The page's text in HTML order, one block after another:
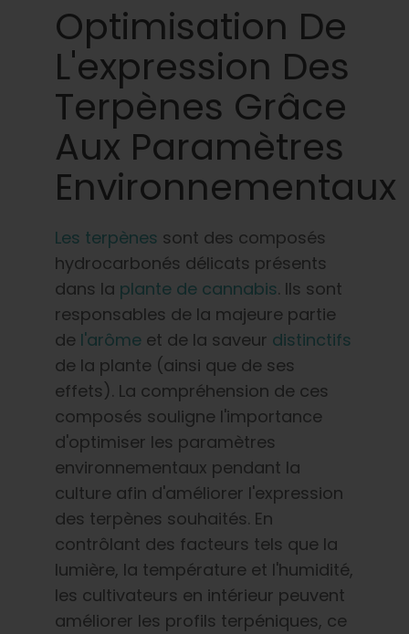
Graines de jardin
Apprendre
Presse
A propos de
Chasse au phéno
Préserver le patrimoine génétique des
Caraïbes
Contact
Boutique
Français
Recherche
Optimisation De
L'expression Des
Terpènes Grâce
Aux Paramètres
Environnementaux
Les terpènes sont des composés
hydrocarbonés délicats présents
dans la plante de cannabis. Ils sont
responsables de la majeure partie
de l'arôme et de la saveur distinctifs
de la plante (ainsi que de ses
effets). La compréhension de ces
composés souligne l'importance
d'optimiser les paramètres
environnementaux pendant la
culture afin d'améliorer l'expression
des terpènes souhaités. En
contrôlant des facteurs tels que la
lumière, la température et l'humidité,
les cultivateurs en intérieur peuvent
améliorer les profils terpéniques, ce